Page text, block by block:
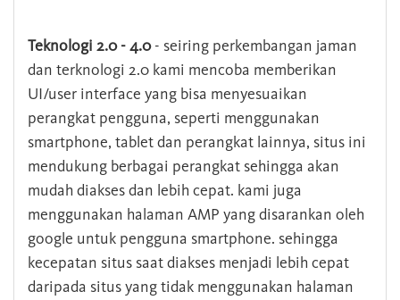
Teknologi 2.0 - 4.0- seiring perkembangan jaman
dan terknologi 2.0 kami mencoba memberikan
UI/user interface yang bisa menyesuaikan
perangkat pengguna, seperti menggunakan
smartphone, tablet dan perangkat lainnya, situs ini
mendukung berbagai perangkat sehingga akan
mudah diakses dan lebih cepat. kami juga
menggunakan halaman AMP yang disarankan oleh
google untuk pengguna smartphone. sehingga
kecepatan situs saat diakses menjadi lebih cepat
daripada situs yang tidak menggunakan halaman